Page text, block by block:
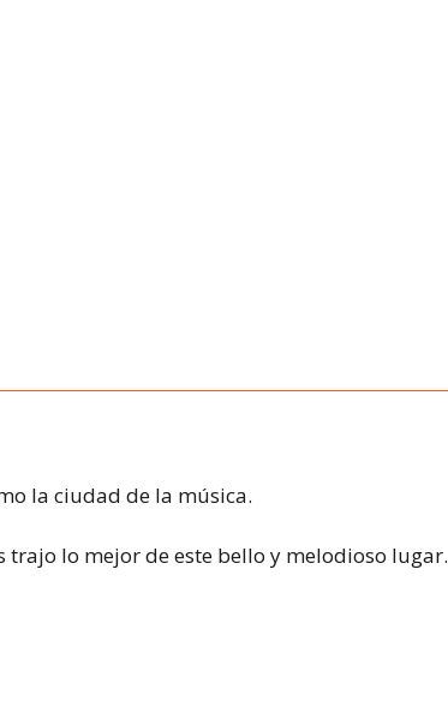
la ciudad de la música.
trajo lo mejor de este bello y melodioso lugar.